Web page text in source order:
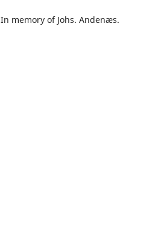
In memory of Johs. Andenæs.